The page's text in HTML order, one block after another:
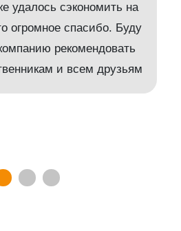
удалось сэкономить на
огромное спасибо. Буду
рекомендовать
и всем друзьям